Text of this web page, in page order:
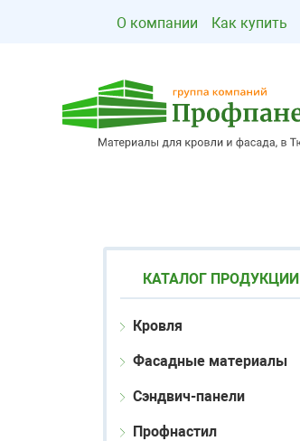
О компании Как купить
КАТАЛОГ ПРОДУКЦИИ
Кровля
Фасадные материалы
Сэндвич-панели
Профнастил